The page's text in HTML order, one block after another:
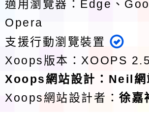
適用瀏覽器：Edge、
Opera
支援行動瀏覽裝置
Xoops版本： XOOPS
Xoops網站設計 ： Neil網
Xoops網站設計者：徐